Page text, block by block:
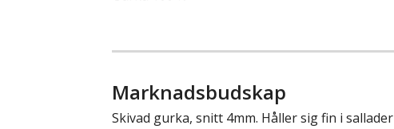
Marknadsbudskap
Skivad gurka, snitt 4mm. Håller sig fin i